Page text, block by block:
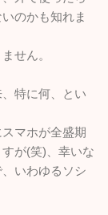
のかも知れま
せん。
特に何、とい
マホが全盛期
が(笑)、幸いな
いわゆるソシ